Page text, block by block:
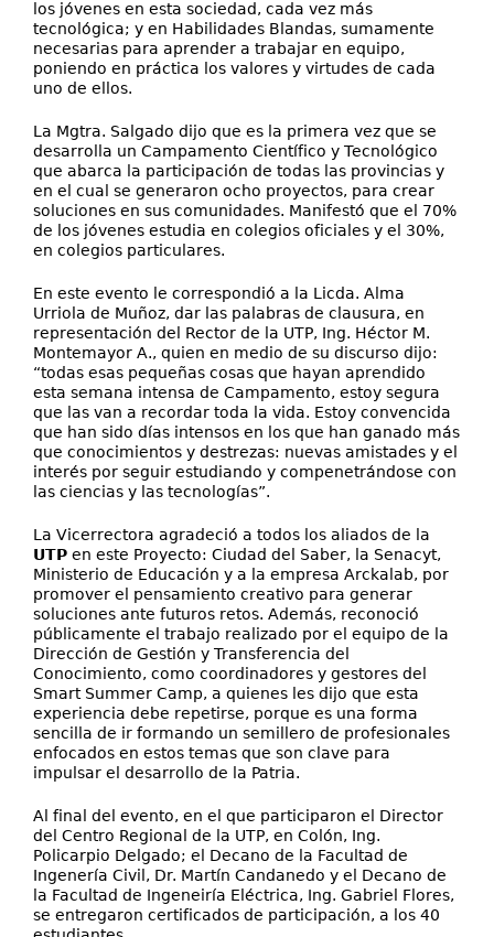
los jóvenes en esta sociedad, cada vez más
tecnológica; y en Habilidades Blandas, sumamente
necesarias para aprender a trabajar en equipo,
poniendo en práctica los valores y virtudes de cada
uno de ellos.
La Mgtra. Salgado dijo que es la primera vez que se
desarrolla un Campamento Científico y Tecnológico
que abarca la participación de todas las provincias y
en el cual se generaron ocho proyectos, para crear
soluciones en sus comunidades. Manifestó que el 70%
de los jóvenes estudia en colegios oficiales y el 30%,
en colegios particulares.
En este evento le correspondió a la Licda. Alma
Urriola de Muñoz, dar las palabras de clausura, en
representación del Rector de la UTP, Ing. Héctor M.
Montemayor A., quien en medio de su discurso dijo:
“todas esas pequeñas cosas que hayan aprendido
esta semana intensa de Campamento, estoy segura
que las van a recordar toda la vida. Estoy convencida
que han sido días intensos en los que han ganado más
que conocimientos y destrezas: nuevas amistades y el
interés por seguir estudiando y compenetrándose con
las ciencias y las tecnologías”.
La Vicerrectora agradeció a todos los aliados de la
UTP en este Proyecto: Ciudad del Saber, la Senacyt,
Ministerio de Educación y a la empresa Arckalab, por
promover el pensamiento creativo para generar
soluciones ante futuros retos. Además, reconoció
públicamente el trabajo realizado por el equipo de la
Dirección de Gestión y Transferencia del
Conocimiento, como coordinadores y gestores del
Smart Summer Camp, a quienes les dijo que esta
experiencia debe repetirse, porque es una forma
sencilla de ir formando un semillero de profesionales
enfocados en estos temas que son clave para
impulsar el desarrollo de la Patria.
Al final del evento, en el que participaron el Director
del Centro Regional de la UTP, en Colón, Ing.
Policarpio Delgado; el Decano de la Facultad de
Ingenería Civil, Dr. Martín Candanedo y el Decano de
la Facultad de Ingeneiría Eléctrica, Ing. Gabriel Flores,
se entregaron certificados de participación, a los 40